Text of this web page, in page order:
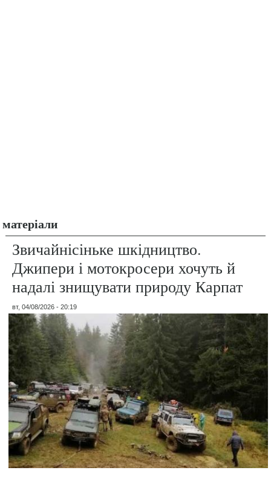
матеріали
Звичайнісіньке шкідництво.
Джипери і мотокросери хочуть й
надалі знищувати природу Карпат
вт, 04/08/2026 - 20:19